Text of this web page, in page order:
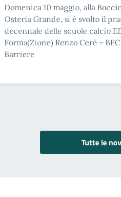
Domenica 10 maggio, alla
Osteria Grande, si è svolto il
decennale delle scuole calcio
Forma(Zione) Renzo Cerè –
Barriere
Tutte le